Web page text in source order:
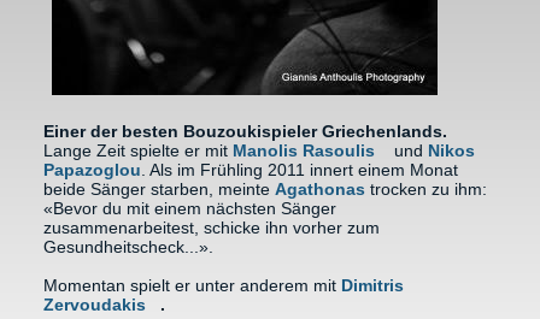
Einer der besten Bouzoukispieler Griechenlands.
Lange Zeit spielte er mit Manolis Rasoulis (link is external)
und Nikos
Papazoglou . Als im Frühling 2011 innert einem Monat
beide Sänger starben, meinteAgathonas trocken zu ihm:
«Bevor du mit einem nächsten Sänger
zusammenarbeitest, schicke ihn vorher zum
Gesundheitscheck...».
Momentan spielt er unter anderem mit Dimitris
Zervoudakis (link is external)
.